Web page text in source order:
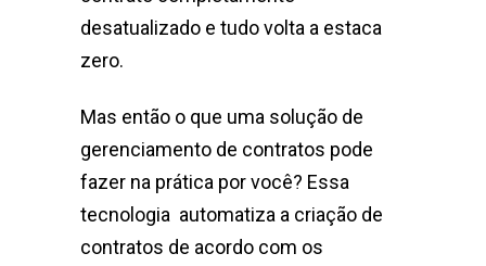
desatualizado e tudo volta a estaca
zero.
Mas então o que uma solução de
gerenciamento de contratos pode
fazer na prática por você? Essa
tecnologia automatiza a criação de
contratos de acordo com os